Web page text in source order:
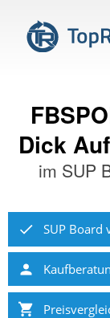
Dick
im SUP
SUP Board